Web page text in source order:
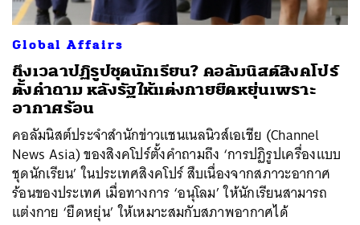
Global Affairs
ถึงเวลาปฏิรูปชุดนักเรียน? คอลัมนิสต์สิงคโปร์
ตั้งคำถาม หลังรัฐให้แต่งกายยืดหยุ่นเพราะ
อากาศร้อน
คอลัมนิสต์ประจำสำนักข่าวแชนเนลนิวส์เอเชีย (Channel
News Asia) ของสิงคโปร์ตั้งคำถามถึง ‘การปฏิรูปเครื่องแบบ
ชุดนักเรียน’ ในประเทศสิงคโปร์ สืบเนื่องจากสภาวะอากาศ
ร้อนของประเทศ เมื่อทางการ ‘อนุโลม’ ให้นักเรียนสามารถ
แต่งกาย ‘ยืดหยุ่น’ ให้เหมาะสมกับสภาพอากาศได้